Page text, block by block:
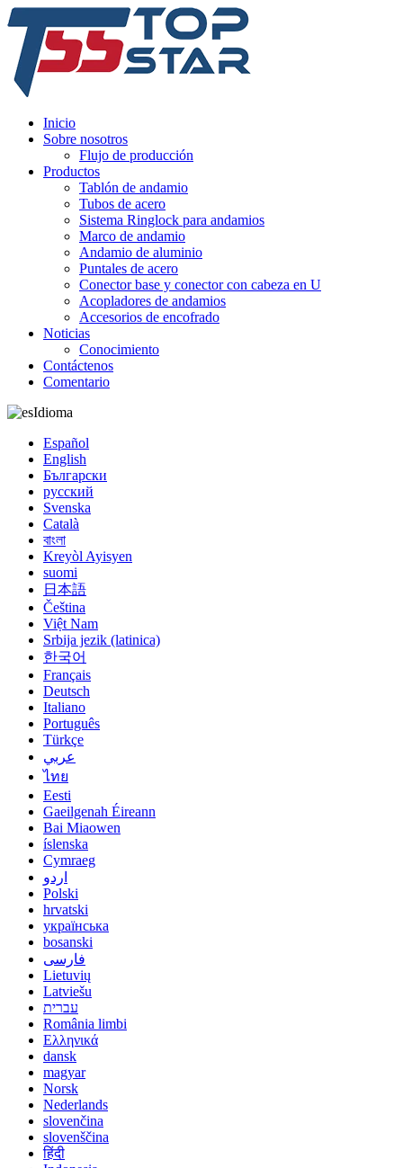
Inicio
Sobre nosotros
Flujo de producción
Productos
Tablón de andamio
Tubos de acero
Sistema Ringlock para andamios
Marco de andamio
Andamio de aluminio
Puntales de acero
Conector base y conector con cabeza en U
Acopladores de andamios
Accesorios de encofrado
Noticias
Conocimiento
Contáctenos
Comentario
Idioma
Español
English
Български
русский
Svenska
Català
বাংলা
Kreyòl Ayisyen
suomi
日本語
Čeština
Việt Nam
Srbija jezik (latinica)
한국어
Français
Deutsch
Italiano
Português
Türkçe
عربي
ไทย
Eesti
Gaeilgenah Éireann
Bai Miaowen
íslenska
Cymraeg
اردو
Polski
hrvatski
українська
bosanski
فارسی
Lietuvių
Latviešu
עברית
România limbi
Ελληνικά
dansk
magyar
Norsk
Nederlands
slovenčina
slovenščina
हिंदी